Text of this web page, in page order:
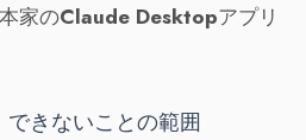
家のClaude Desktopアプリ
きないことの範囲